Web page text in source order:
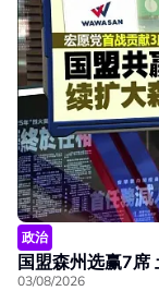
政治
国盟森州选赢7席
03/08/2026